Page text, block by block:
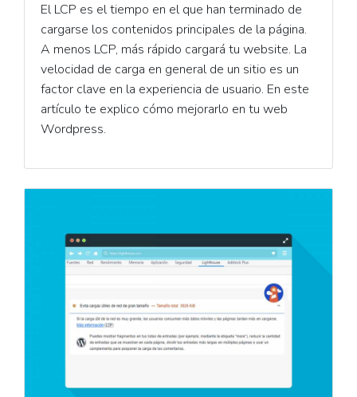
El LCP es el tiempo en el que han terminado de
cargarse los contenidos principales de la página.
A menos LCP, más rápido cargará tu website. La
velocidad de carga en general de un sitio es un
factor clave en la experiencia de usuario. En este
artículo te explico cómo mejorarlo en tu web
Wordpress.